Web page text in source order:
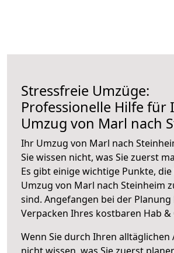
Stressfreie Umzüge:
Professionelle Hilfe für
Umzug von Marl nach
Ihr Umzug von Marl nach
Sie wissen nicht, was Sie zuerst
Es gibt einige wichtige Punkte,
Umzug von Marl nach Steinheim
sind. Angefangen bei der Planung
Verpacken Ihres kostbaren Hab &
Wenn Sie durch Ihren alltäglichen